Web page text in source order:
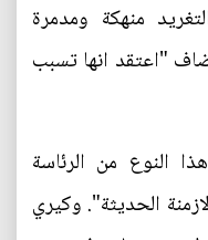
منهكة ومدمرة
"اعتقد انها تسبب
النوع من الرئاسة
الحديثة". وكيري